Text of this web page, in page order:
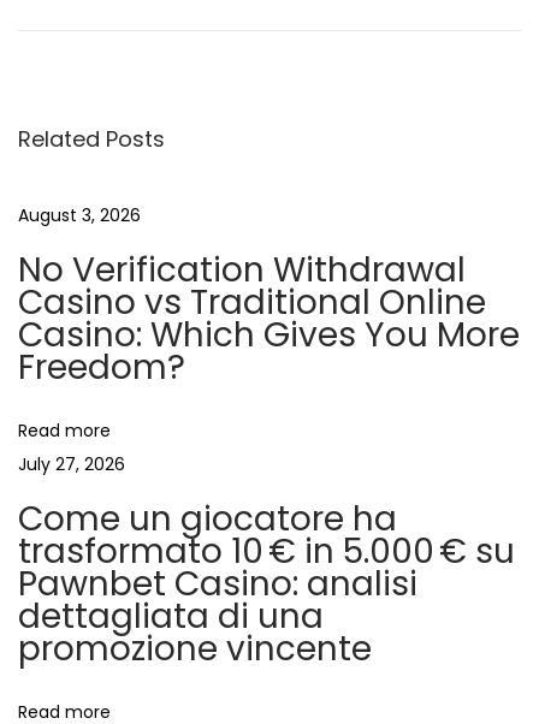
s
n
a
v
i
g
a
t
i
o
s
o
s
t
i
e
o
r
o
c
i
B
o
n
u
s
u
i
Related Posts
August 3, 2026
No Verification Withdrawal
Casino vs Traditional Online
Casino: Which Gives You More
Freedom?
Read more
July 27, 2026
Come un giocatore ha
trasformato 10 € in 5.000 € su
Pawnbet Casino: analisi
dettagliata di una
promozione vincente
Read more